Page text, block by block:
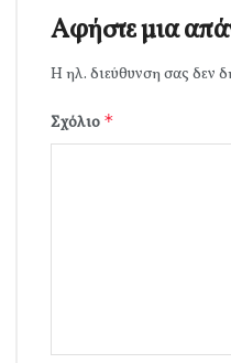
Αφήστε μια
Η ηλ. διεύθυνση σας δεν
Σχόλιο *